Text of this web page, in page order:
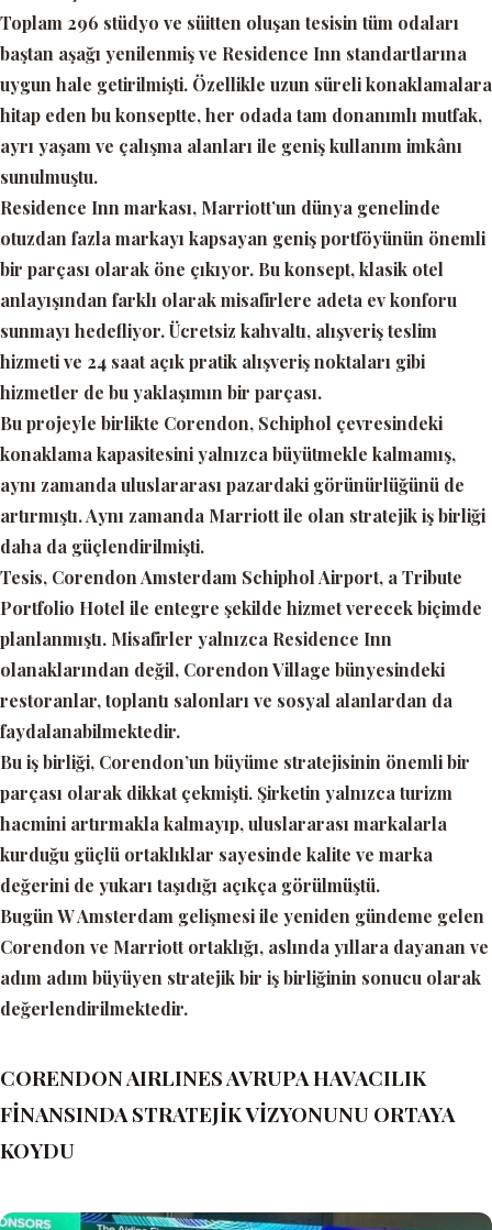
Toplam 296 stüdyo ve süitten oluşan tesisin tüm odaları
baştan aşağı yenilenmiş ve Residence Inn standartlarına
uygun hale getirilmişti. Özellikle uzun süreli konaklamalara
hitap eden bu konseptte, her odada tam donanımlı mutfak,
ayrı yaşam ve çalışma alanları ile geniş kullanım imkânı
sunulmuştu.
Residence Inn markası, Marriott’un dünya genelinde
otuzdan fazla markayı kapsayan geniş portföyünün önemli
bir parçası olarak öne çıkıyor. Bu konsept, klasik otel
anlayışından farklı olarak misafirlere adeta ev konforu
sunmayı hedefliyor. Ücretsiz kahvaltı, alışveriş teslim
hizmeti ve 24 saat açık pratik alışveriş noktaları gibi
hizmetler de bu yaklaşımın bir parçası.
Bu projeyle birlikte Corendon, Schiphol çevresindeki
konaklama kapasitesini yalnızca büyütmekle kalmamış,
aynı zamanda uluslararası pazardaki görünürlüğünü de
artırmıştı. Aynı zamanda Marriott ile olan stratejik iş birliği
daha da güçlendirilmişti.
Tesis, Corendon Amsterdam Schiphol Airport, a Tribute
Portfolio Hotel ile entegre şekilde hizmet verecek biçimde
planlanmıştı. Misafirler yalnızca Residence Inn
olanaklarından değil, Corendon Village bünyesindeki
restoranlar, toplantı salonları ve sosyal alanlardan da
faydalanabilmektedir.
Bu iş birliği, Corendon’un büyüme stratejisinin önemli bir
parçası olarak dikkat çekmişti. Şirketin yalnızca turizm
hacmini artırmakla kalmayıp, uluslararası markalarla
kurduğu güçlü ortaklıklar sayesinde kalite ve marka
değerini de yukarı taşıdığı açıkça görülmüştü.
Bugün W Amsterdam gelişmesi ile yeniden gündeme gelen
Corendon ve Marriott ortaklığı, aslında yıllara dayanan ve
adım adım büyüyen stratejik bir iş birliğinin sonucu olarak
değerlendirilmektedir.
CORENDON AIRLINES AVRUPA HAVACILIK
FİNANSINDA STRATEJİK VİZYONUNU ORTAYA
KOYDU